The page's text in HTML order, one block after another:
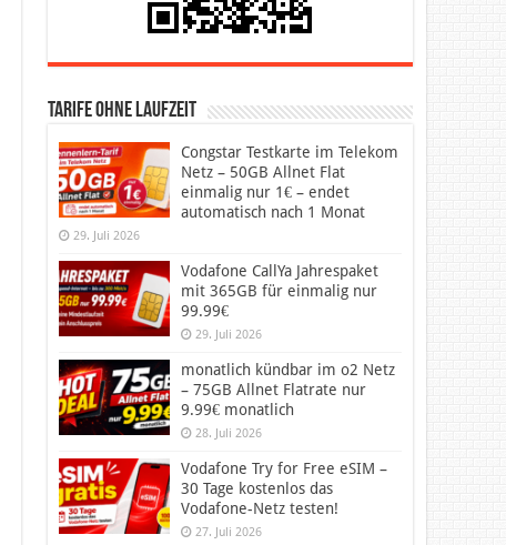
Tarife ohne Laufzeit
Congstar Testkarte im Telekom
Netz – 50GB Allnet Flat
einmalig nur 1€ – endet
automatisch nach 1 Monat
29. Juli 2026
Vodafone CallYa Jahrespaket
mit 365GB für einmalig nur
99.99€
29. Juli 2026
monatlich kündbar im o2 Netz
– 75GB Allnet Flatrate nur
9.99€ monatlich
28. Juli 2026
Vodafone Try for Free eSIM –
30 Tage kostenlos das
Vodafone-Netz testen!
27. Juli 2026